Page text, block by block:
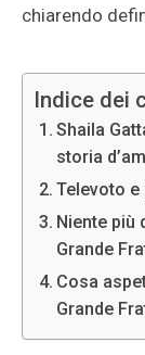
chiarendo
Indice dei
Shaila
storia
Televoto
Niente più
Grande
Cosa
Grande